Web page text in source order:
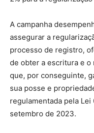
A campanha
assegurar a
processo de registro,
de obter a escritura e
que, por conseguinte,
sua posse e
regulamentada pela Lei
setembro de 2023.